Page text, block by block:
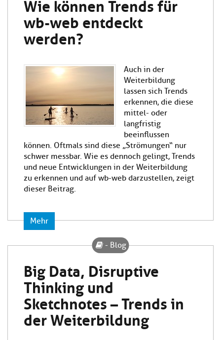
wb-web entdeckt
werden?
Auch in der
Weiterbildung
lassen sich Trends
erkennen, die diese
mittel- oder
langfristig
beeinflussen
können. Oftmals sind diese „Strömungen“ nur
schwer messbar. Wie es dennoch gelingt, Trends
und neue Entwicklungen in der Weiterbildung
zu erkennen und auf wb-web darzustellen, zeigt
dieser Beitrag.
Mehr
Big Data, Disruptive
Thinking und
Sketchnotes – Trends in
der Weiterbildung
- Blog